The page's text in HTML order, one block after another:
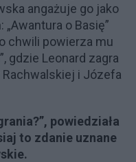
angażuje go jako
o Basię”
chwili powierza mu
gdzie Leonard zagra
Rachwalskiej i Józefa
powiedziała
to zdanie uznane